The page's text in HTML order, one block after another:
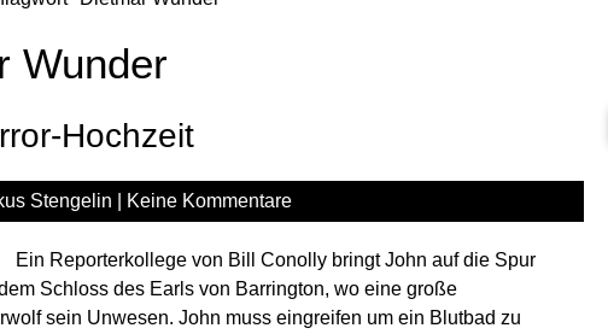
Wunder
Hochzeit
Stengelin Keine Kommentare
Ein Reporterkollege von Bill Conolly bringt John auf die Spur
Schloss des Earls von Barrington, wo eine große
sein Unwesen. John muss eingreifen um ein Blutbad zu